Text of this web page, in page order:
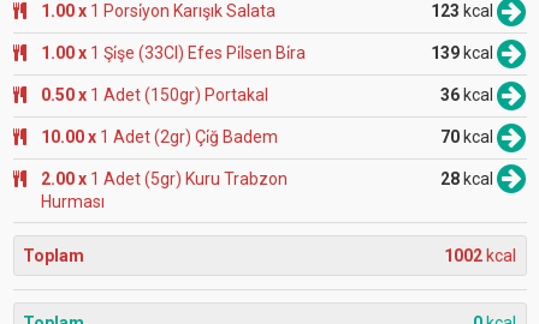
1.00 x 1 Porsi̇yon Karışık Salata 123 kcal
1.00 x 1 Şi̇şe (33Cl) Efes Pi̇lsen Bi̇ra 139 kcal
0.50 x 1 Adet (150gr) Portakal 36 kcal
10.00 x 1 Adet (2gr) Çi̇ğ Badem 70 kcal
2.00 x 1 Adet (5gr) Kuru Trabzon
Hurması
28kcal
Toplam 1002 kcal